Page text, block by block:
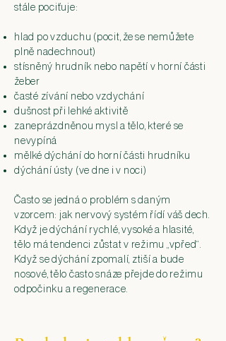
stále pociťuje:
hlad po vzduchu (pocit, že se nemůžete
plně nadechnout)​​
stísněný hrudník nebo napětí v horní části
žeber
časté zívání nebo vzdychání
dušnost při lehké aktivitě
zaneprázdněnou mysl a tělo, které se
nevypíná
mělké dýchání do horní části hrudníku
dýchání ústy (ve dne i v noci)
Často se jedná o problém s daným
vzorcem: jak nervový systém řídí váš dech.
Když je dýchání rychlé, vysoké a hlasité,
tělo má tendenci zůstat v režimu „vpřed“.
Když se dýchání zpomalí, ztiší a bude
nosové, tělo často snáze přejde do režimu
odpočinku a regenerace.